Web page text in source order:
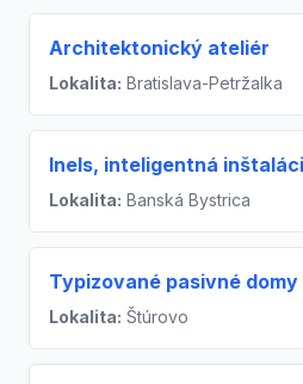
Architektonický ateliér
Lokalita: Bratislava-Petržalka
Inels, inteligentná
Lokalita: Banská Bystrica
Typizované pasivné
Lokalita: Štúrovo